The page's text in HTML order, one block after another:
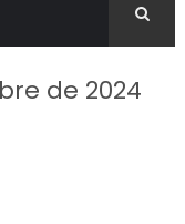
de 2024